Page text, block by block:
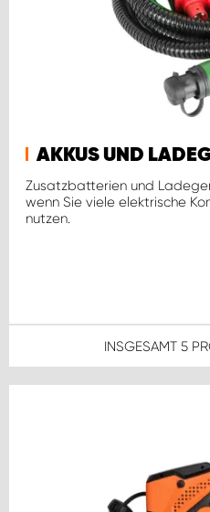
AKKUS UND
Zusatzbatterien und
wenn Sie viele elektrische
nutzen.
INSGESAMT 5